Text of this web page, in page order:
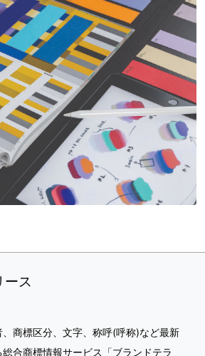
ース
商標区分、文字、称呼(呼称)など最新
合商標情報サービス「ブランドテラ